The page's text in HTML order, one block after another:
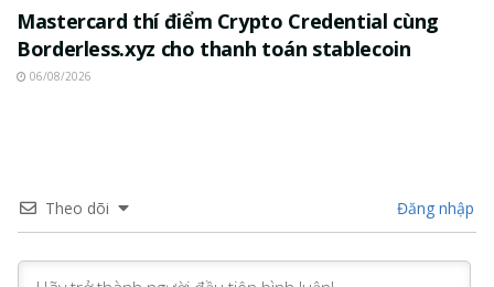
Mastercard thí điểm Crypto Credential cùng
Borderless.xyz cho thanh toán stablecoin
06/08/2026
Theo dõi Đăng nhập